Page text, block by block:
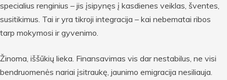
specialius renginius – jis įsipynęs į kasdienes veiklas, šventes,
susitikimus. Tai ir yra tikroji integracija – kai nebematai ribos
tarp mokymosi ir gyvenimo.
Žinoma, iššūkių lieka. Finansavimas vis dar nestabilus, ne visi
bendruomenės nariai įsitraukę, jaunimo emigracija nesiliauja.